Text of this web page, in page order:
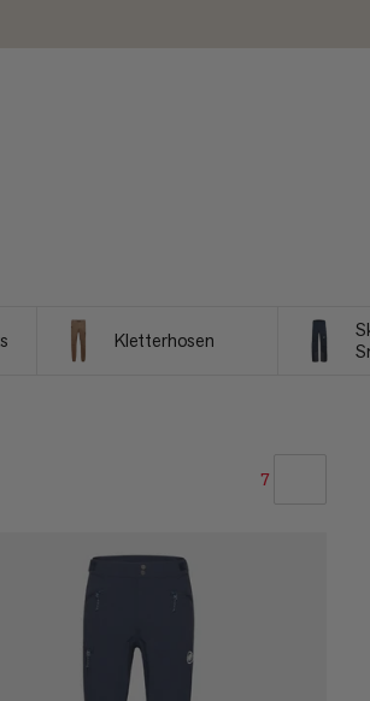
Kletterhosen
7
NIEDRIGSTER PREIS
NEUHEITEN